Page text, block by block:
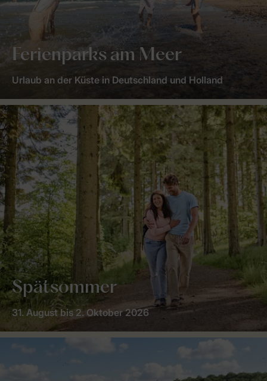
Ferienparks am Meer
Urlaub an der Küste in Deutschland und Holland
Spätsommer
31. August bis 2. Oktober 2026